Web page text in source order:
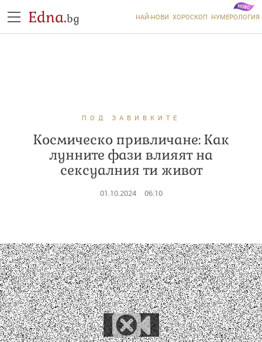
Edna.bg НАЙ-НОВИ ХОРОСКОП НУМЕРОЛОГИЯ
ПОД ЗАВИВКИТЕ
Космическо привличане: Как
лунните фази влияят на
сексуалния ти живот
01.10.2024 06:10